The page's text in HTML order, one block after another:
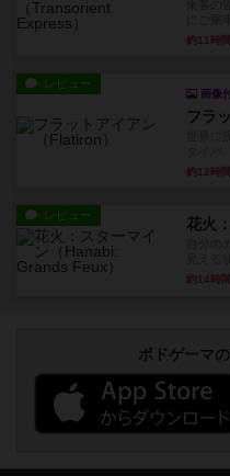
約11時
レビュー
画像
フラ
約12時
レビュー 花火
約14時
ボドゲーマ